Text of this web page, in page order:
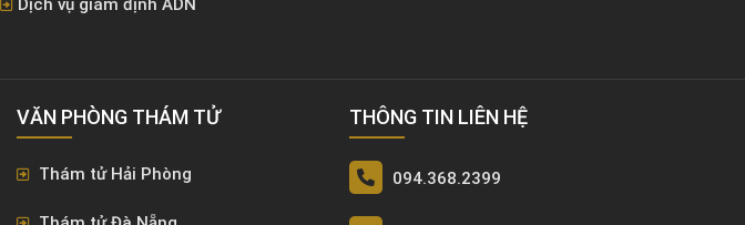
Dịch vụ giám định ADN
VĂN PHÒNG ​THÁM TỬ
Thám tử Hải Phòng
THÔNG TIN LIÊN HỆ
094.368.2399